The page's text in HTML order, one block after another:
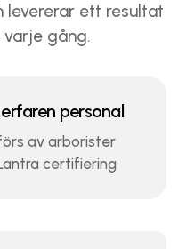
levererar ett resultat
gång.
personal
av arborister
certifiering